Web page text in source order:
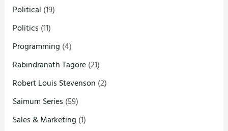
Political (19)
Politics (11)
Programming (4)
Rabindranath Tagore(21)
Robert Louis Stevenson (2)
Saimum Series (59)
Sales & Marketing (1)